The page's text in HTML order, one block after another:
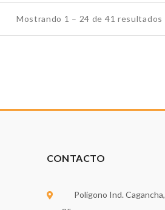
Mostrando 1 – 24 de 41 resultados
CONTACTO
Polígono Ind. Cagancha,